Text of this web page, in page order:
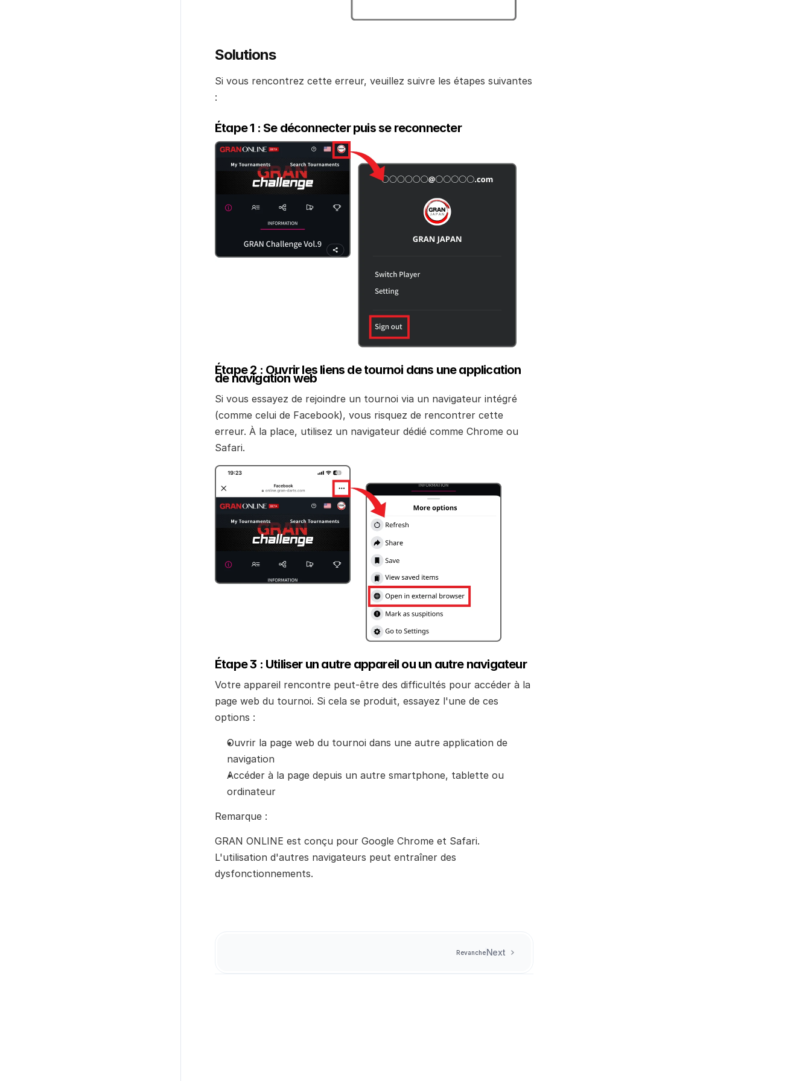
Solutions
Si vous rencontrez cette erreur, veuillez suivre les étapes suivantes
:
Étape 1 : Se déconnecter puis se reconnecter
Étape 2 : Ouvrir les liens de tournoi dans une application
de navigation web
Si vous essayez de rejoindre un tournoi via un navigateur intégré
(comme celui de Facebook), vous risquez de rencontrer cette
erreur. À la place, utilisez un navigateur dédié comme Chrome ou
Safari.
Étape 3 : Utiliser un autre appareil ou un autre navigateur
Votre appareil rencontre peut-être des difficultés pour accéder à la
page web du tournoi. Si cela se produit, essayez l'une de ces
options :
Ouvrir la page web du tournoi dans une autre application de
navigation
Accéder à la page depuis un autre smartphone, tablette ou
ordinateur
Remarque :
GRAN ONLINE est conçu pour Google Chrome et Safari.
L'utilisation d'autres navigateurs peut entraîner des
dysfonctionnements.
Next
Revanche